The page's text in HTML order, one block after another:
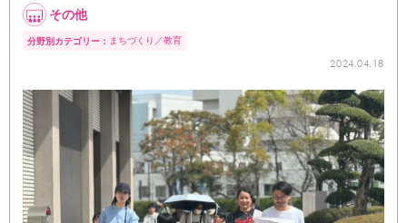
その他
分野別カテゴリー： まちづくり 教育
2024.04.18